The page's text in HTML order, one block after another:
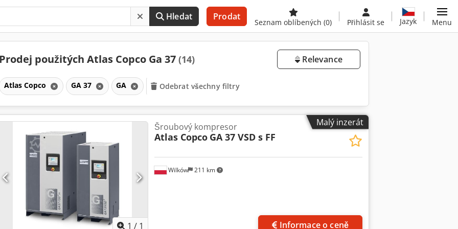
Hledat Prodat
Seznam oblíbených (0) Přihlásit se Jazyk Menu
Prodej použitých Atlas Copco Ga 37 (14) Relevance
Atlas Copco GA 37 GA Odebrat všechny filtry
Malý inzerát
1 / 1
Wilków 211 km
Šroubový kompresor
Atlas Copco GA 37 VSD s FF
Informace o ceně